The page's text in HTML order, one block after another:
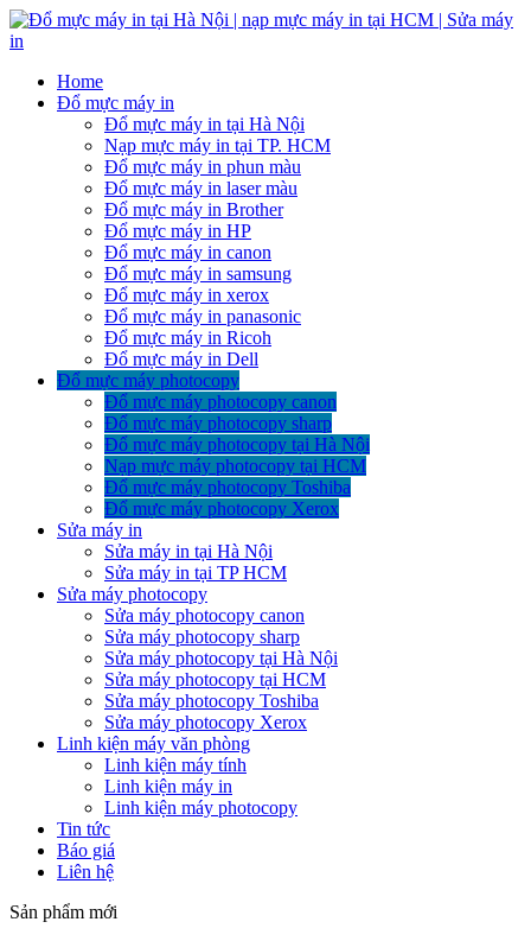
Home
Đổ mực máy in
Đổ mực máy in tại Hà Nội
Nạp mực máy in tại TP. HCM
Đổ mực máy in phun màu
Đổ mực máy in laser màu
Đổ mực máy in Brother
Đổ mực máy in HP
Đổ mực máy in canon
Đổ mực máy in samsung
Đổ mực máy in xerox
Đổ mực máy in panasonic
Đổ mực máy in Ricoh
Đổ mực máy in Dell
Đổ mực máy photocopy
Đổ mực máy photocopy canon
Đổ mực máy photocopy sharp
Đổ mực máy photocopy tại Hà Nội
Nạp mực máy photocopy tại HCM
Đổ mực máy photocopy Toshiba
Đổ mực máy photocopy Xerox
Sửa máy in
Sửa máy in tại Hà Nội
Sửa máy in tại TP HCM
Sửa máy photocopy
Sửa máy photocopy canon
Sửa máy photocopy sharp
Sửa máy photocopy tại Hà Nội
Sửa máy photocopy tại HCM
Sửa máy photocopy Toshiba
Sửa máy photocopy Xerox
Linh kiện máy văn phòng
Linh kiện máy tính
Linh kiện máy in
Linh kiện máy photocopy
Tin tức
Báo giá
Liên hệ
Sản phẩm mới